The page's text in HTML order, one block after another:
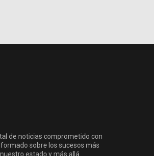
de noticias comprometido con
sobre los sucesos más
estado y más allá.